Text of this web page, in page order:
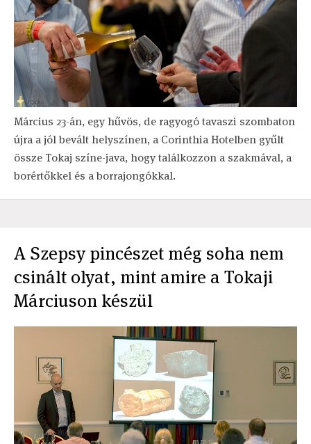
Március 23-án, egy hűvös, de ragyogó tavaszi szombaton
újra a jól bevált helyszínen, a Corinthia Hotelben gyűlt
össze Tokaj színe-java, hogy találkozzon a szakmával, a
borértőkkel és a borrajongókkal.
A Szepsy pincészet még soha nem
csinált olyat, mint amire a Tokaji
Márciuson készül